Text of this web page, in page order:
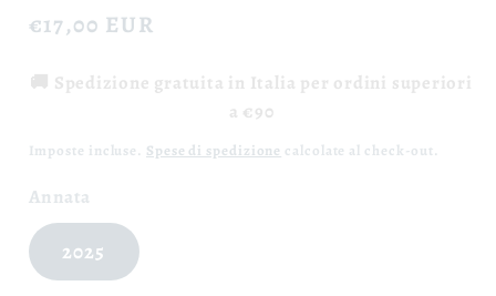
Prezzo
listino
€17,00 EUR
🚚 Spedizione gratuita in Italia per ordini superiori
a €90
Imposte incluse. Spese di spedizione calcolate al check-out.
Annata
2025